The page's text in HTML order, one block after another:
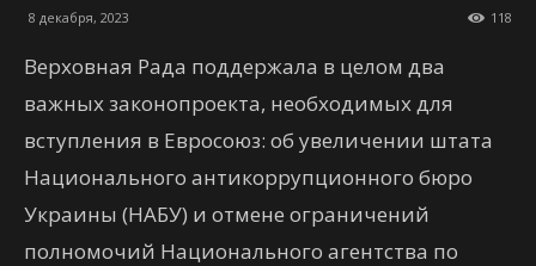
8 декабря, 2023 118
Верховная Рада поддержала в целом два
важных законопроекта, необходимых для
вступления в Евросоюз: об увеличении штата
Национального антикоррупционного бюро
Украины (НАБУ) и отмене ограничений
полномочий Национального агентства по